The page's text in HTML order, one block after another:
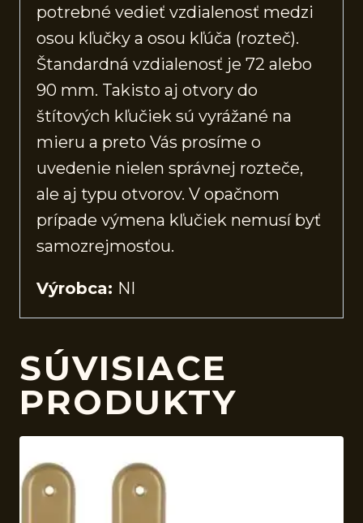
potrebné vedieť vzdialenosť medzi
osou kľučky a osou kľúča (rozteč).
Štandardná vzdialenosť je 72 alebo
90 mm. Takisto aj otvory do
štítových kľučiek sú vyrážané na
mieru a preto Vás prosíme o
uvedenie nielen správnej rozteče,
ale aj typu otvorov. V opačnom
prípade výmena kľučiek nemusí byť
samozrejmosťou.
Výrobca: NI
SÚVISIACE
PRODUKTY